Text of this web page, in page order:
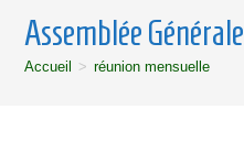
Assemblée
Accueil > réunion mensuelle